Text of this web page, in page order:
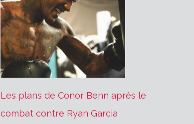
Les plans de Conor Benn après le
combat contre Ryan Garcia